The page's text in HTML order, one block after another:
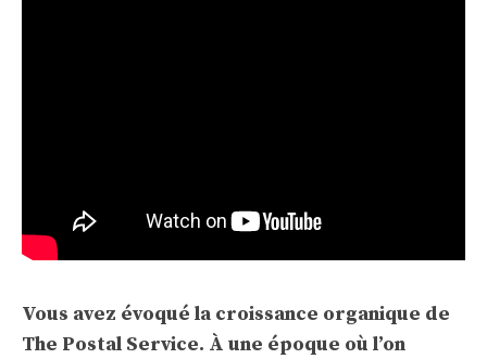
Vous avez évoqué la croissance organique de
The Postal Service. À une époque où l’on